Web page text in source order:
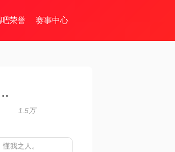
荣誉 赛事中心
儿♬ 💅
1.5万
我之人。